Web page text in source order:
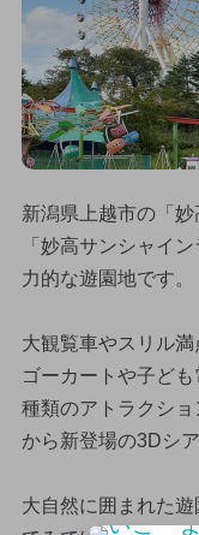
新潟県上越市の「
「妙高サンシャイ
力的な遊園地です。
大観覧車やスリル満
ゴーカートや子ど
種類のアトラクシ
から新登場の3Dシ
大自然に囲まれた